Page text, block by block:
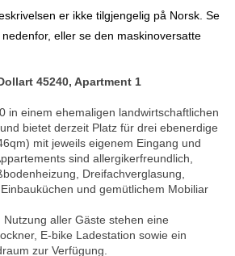
er ikke tilgjengelig på Norsk. Se
eller se den maskinoversatte
45240, Apartment 1
in einem ehemaligen landwirtschaftlichen
bietet derzeit Platz für drei ebenerdige
mit jeweils eigenem Eingang und
sind allergikerfreundlich,
Dreifachverglasung,
und gemütlichem Mobiliar
aller Gäste stehen eine
E-bike Ladestation sowie ein
zur Verfügung.